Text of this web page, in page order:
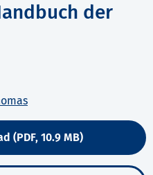
der
(PDF, 10.9 MB)